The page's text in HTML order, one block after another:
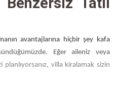
avantajlarına hiçbir şey kafa
Eğer aileniz veya
planlıyorsanız, villa kiralamak sizin